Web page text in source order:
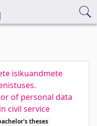
isikuandmete
of personal data
civil service
theses